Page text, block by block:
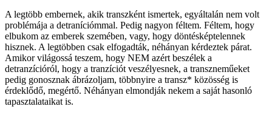
A legtöbb embernek, akik transzként ismertek, egyáltalán nem volt
problémája a detraníciómmal. Pedig nagyon féltem. Féltem, hogy
elbukom az emberek szemében, vagy, hogy döntésképtelennek
hisznek. A legtöbben csak elfogadták, néhányan kérdeztek párat.
Amikor világossá teszem, hogy NEM azért beszélek a
detranzícióról, hogy a tranzíciót veszélyesnek, a transzneműeket
pedig gonosznak ábrázoljam, többnyire a transz* közösség is
érdeklődő, megértő. Néhányan elmondják nekem a saját hasonló
tapasztalataikat is.